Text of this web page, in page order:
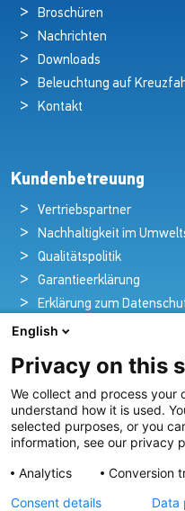
Broschüren
Nachrichten
Downloads
Beleuchtung auf
Kontakt
Kundenbetreuung
Vertriebspartner
Nachhaltigkeit im
Qualitätspolitik
Garantieerklärung
Erklärung zum
Rechtlicher Hinweis
Pioniere in nautischer
Seit über 100 Jahren
Leidenschaft innovative
Bereiche der maritimen
English
Privacy on this
We collect and process your
understand how it is used.
selected purposes, or you
information, see our privacy
Analytics
Conversion
Consent details
Data